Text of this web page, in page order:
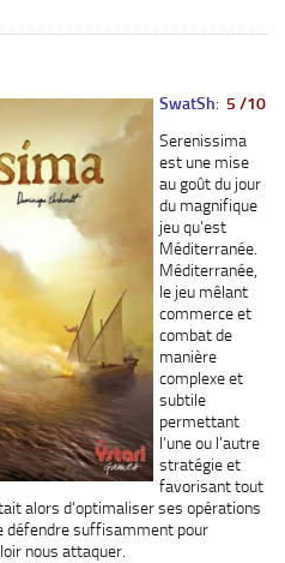
SwatSh: 5 /10
Serenissima
est une mise
au goût du jour
du magnifique
jeu qu’est
Méditerranée.
Méditerranée,
le jeu mêlant
commerce et
combat de
manière
complexe et
subtile
permettant
l’une ou l’autre
stratégie et
favorisant tout
alors d’optimaliser ses opérations
défendre suffisamment pour
nous attaquer.